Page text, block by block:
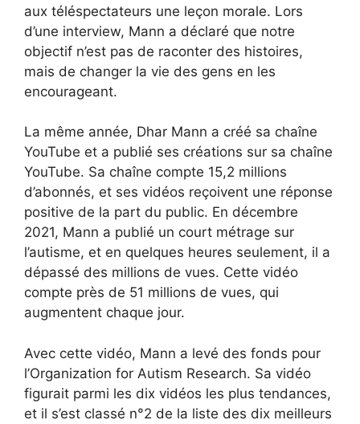
aux téléspectateurs une leçon morale. Lors
d’une interview, Mann a déclaré que notre
objectif n’est pas de raconter des histoires,
mais de changer la vie des gens en les
encourageant.
La même année, Dhar Mann a créé sa chaîne
YouTube et a publié ses créations sur sa chaîne
YouTube. Sa chaîne compte 15,2 millions
d’abonnés, et ses vidéos reçoivent une réponse
positive de la part du public. En décembre
2021, Mann a publié un court métrage sur
l’autisme, et en quelques heures seulement, il a
dépassé des millions de vues. Cette vidéo
compte près de 51 millions de vues, qui
augmentent chaque jour.
Avec cette vidéo, Mann a levé des fonds pour
l’Organization for Autism Research. Sa vidéo
figurait parmi les dix vidéos les plus tendances,
et il s’est classé n°2 de la liste des dix meilleurs